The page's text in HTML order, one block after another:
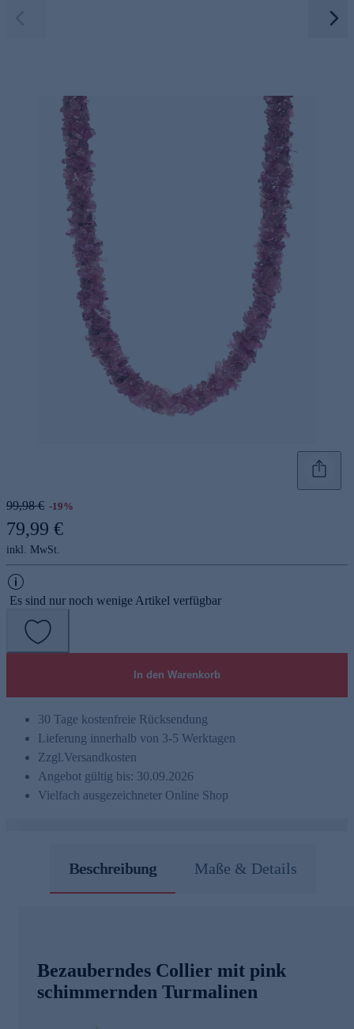
99,98 € -19%
79,99 €
inkl. MwSt.
Es sind nur noch wenige Artikel verfügbar
In den Warenkorb
30 Tage kostenfreie Rücksendung
Lieferung innerhalb von 3-5 Werktagen
Zzgl.Versandkosten
Angebot gültig bis: 30.09.2026
Vielfach ausgezeichneter Online Shop
Beschreibung Maße & Details
Bezauberndes Collier mit pink
schimmernden Turmalinen